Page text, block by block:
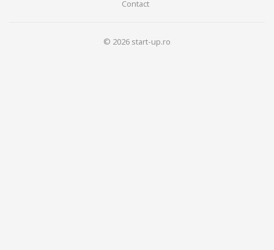
Contact
© 2026 start-up.ro